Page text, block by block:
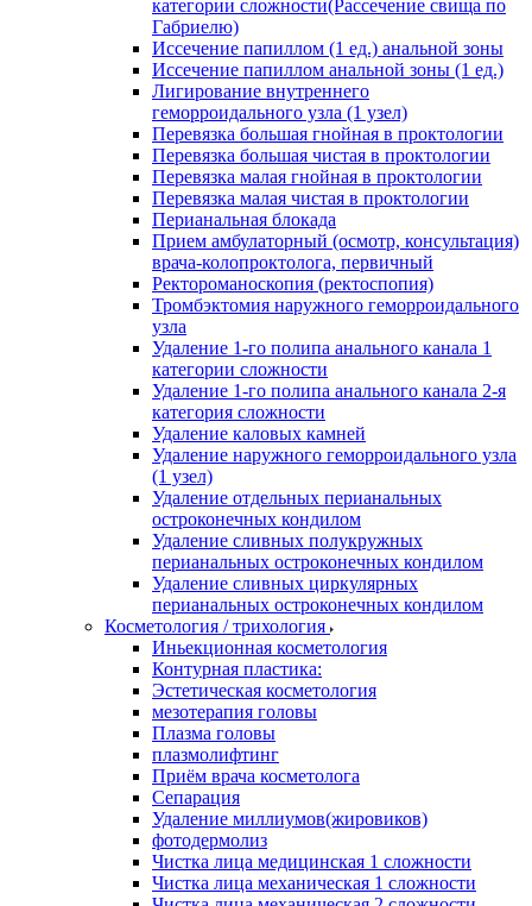
категории сложности(Рассечение свища по
Габриелю)
Иссечение папиллом (1 ед.) анальной зоны
Иссечение папиллом анальной зоны (1 ед.)
Лигирование внутреннего
геморроидального узла (1 узел)
Перевязка большая гнойная в проктологии
Перевязка большая чистая в проктологии
Перевязка малая гнойная в проктологии
Перевязка малая чистая в проктологии
Перианальная блокада
Прием амбулаторный (осмотр, консультация)
врача-колопроктолога, первичный
Ректороманоскопия (ректоспопия)
Тромбэктомия наружного геморроидального
узла
Удаление 1-го полипа анального канала 1
категории сложности
Удаление 1-го полипа анального канала 2-я
категория сложности
Удаление каловых камней
Удаление наружного геморроидального узла
(1 узел)
Удаление отдельных перианальных
остроконечных кондилом
Удаление сливных полукружных
перианальных остроконечных кондилом
Удаление сливных циркулярных
перианальных остроконечных кондилом
Косметология / трихология
Иньекционная косметология
Контурная пластика:
Эстетическая косметология
мезотерапия головы
Плазма головы
плазмолифтинг
Приём врача косметолога
Сепарация
Удаление миллиумов(жировиков)
фотодермолиз
Чистка лица медицинская 1 сложности
Чистка лица механическая 1 сложности